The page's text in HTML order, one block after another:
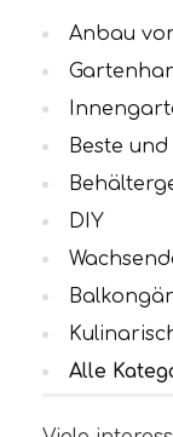
Anbau
Beste
DIY
Alle